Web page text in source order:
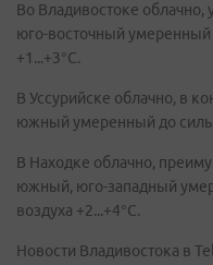
Во Владивостоке
юго-восточный умеренный
+1...+3°C.
В Уссурийске облачно, в
южный умеренный до
В Находке облачно,
южный, юго-западный
воздуха +2...+4°C.
Новости Владивостока в